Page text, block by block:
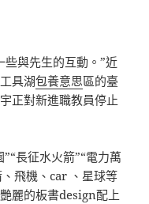
些與先生的互動。”近
具湖包養意思區的臺
正對新進職教員停止
長征水火箭”“電力萬
飛機、car 、星球等
艷麗的板書design配上